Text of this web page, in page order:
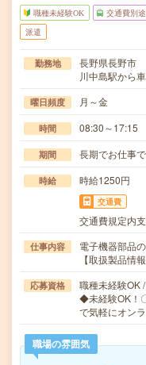
職種未経験OK 交通費別
派遣
勤務地
長野県長野市
川中島駅から
曜日頻度 月～金
時間 08:30～17:15
期間 長期でお仕事
時給 時給1250円
交通費
交通費規定内
仕事内容
電子機器部品
【取扱製品
応募資格
職種未経験OK
◆未経験OK！
で気軽にオン
職場の雰囲気